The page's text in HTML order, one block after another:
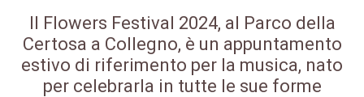
Il Flowers Festival 2024, al Parco della
Certosa a Collegno, è un appuntamento
estivo di riferimento per la musica, nato
per celebrarla in tutte le sue forme